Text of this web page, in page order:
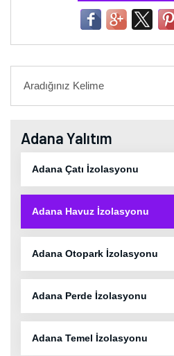
Adana Yalıtım
Adana Çatı İzolasyonu
Adana Havuz İzolasyonu
Adana Otopark İzolasyonu
Adana Perde İzolasyonu
Adana Temel İzolasyonu